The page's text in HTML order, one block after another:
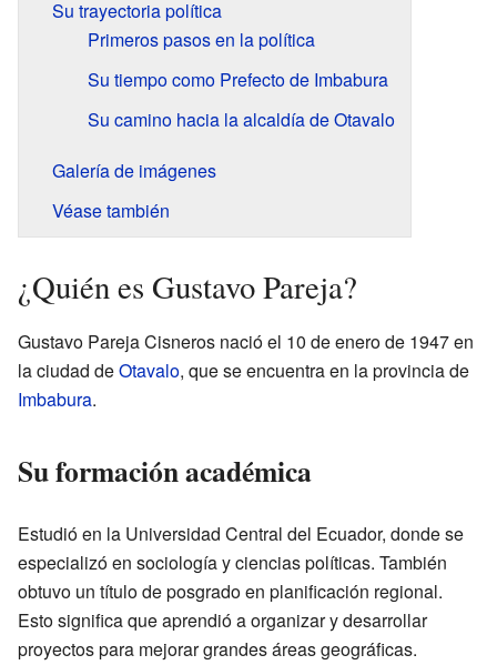
Su trayectoria política
Primeros pasos en la política
Su tiempo como Prefecto de Imbabura
Su camino hacia la alcaldía de Otavalo
Galería de imágenes
Véase también
¿Quién es Gustavo Pareja?
Gustavo Pareja Cisneros nació el 10 de enero de 1947 en
la ciudad deOtavalo, que se encuentra en la provincia de
Imbabura.
Su formación académica
Estudió en la Universidad Central del Ecuador, donde se
especializó en sociología y ciencias políticas. También
obtuvo un título de posgrado en planificación regional.
Esto significa que aprendió a organizar y desarrollar
proyectos para mejorar grandes áreas geográficas.